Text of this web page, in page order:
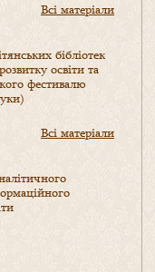
Всі матеріали
бібліотек
освіти та
фестивалю
Всі матеріали